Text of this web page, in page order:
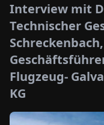
PAPER
Interview mit
Technischer
Flugzeug-
KG